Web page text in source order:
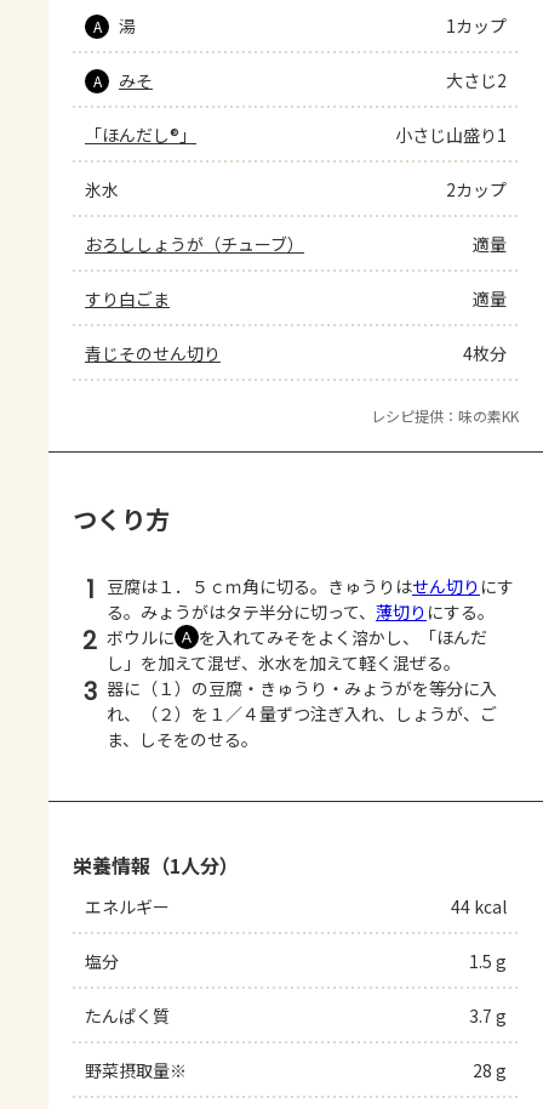
A 湯 1カップ
A みそ 大さじ2
「ほんだし®」 小さじ山盛り1
氷水 2カップ
おろししょうが（チューブ） 適量
すり白ごま 適量
青じそのせん切り 4枚分
レシピ提供：味の素KK
つくり方
1 豆腐は１．５ｃｍ角に切る。きゅうりはせん切り にす
る。みょうがはタテ半分に切って、 薄切り にする。
2 ボウルに Ａ を入れてみそをよく溶かし、「ほんだ
し」を加えて混ぜ、氷水を加えて軽く混ぜる。
3 器に（１）の豆腐・きゅうり・みょうがを等分に入
れ、（２）を１／４量ずつ注ぎ入れ、しょうが、ご
ま、しそをのせる。
栄養情報（1人分）
エネルギー 44 kcal
塩分 1.5 g
たんぱく質 3.7 g
野菜摂取量※ 28 g